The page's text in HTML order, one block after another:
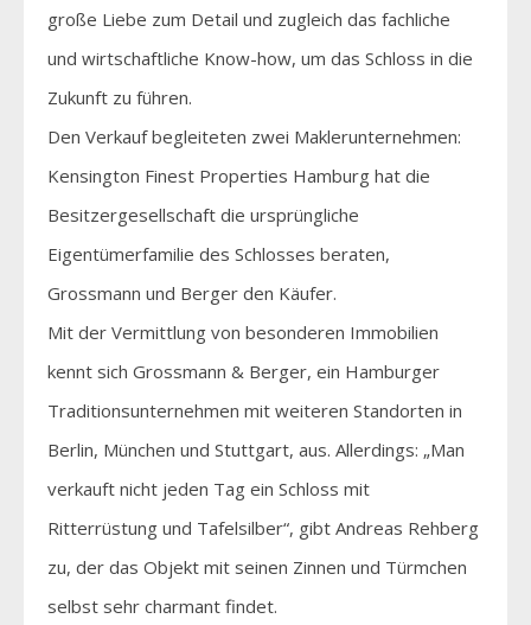
große Liebe zum Detail und zugleich das fachliche
und wirtschaftliche Know-how, um das Schloss in die
Zukunft zu führen.
Den Verkauf begleiteten zwei Maklerunternehmen:
Kensington Finest Properties Hamburg hat die
Besitzergesellschaft die ursprüngliche
Eigentümerfamilie des Schlosses beraten,
Grossmann und Berger den Käufer.
Mit der Vermittlung von besonderen Immobilien
kennt sich Grossmann & Berger, ein Hamburger
Traditionsunternehmen mit weiteren Standorten in
Berlin, München und Stuttgart, aus. Allerdings: „Man
verkauft nicht jeden Tag ein Schloss mit
Ritterrüstung und Tafelsilber“, gibt Andreas Rehberg
zu, der das Objekt mit seinen Zinnen und Türmchen
selbst sehr charmant findet.